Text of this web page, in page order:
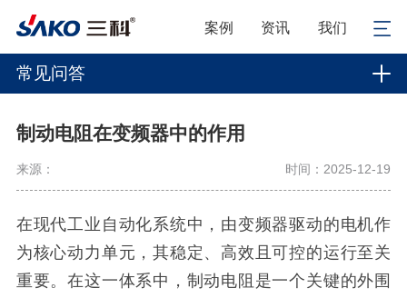
案例 资讯 我们
常见问答
制动电阻在变频器中的作用
来源： 时间：2025-12-19
在现代工业自动化系统中，由变频器驱动的电机作
为核心动力单元，其稳定、高效且可控的运行至关
重要。在这一体系中，制动电阻是一个关键的外围